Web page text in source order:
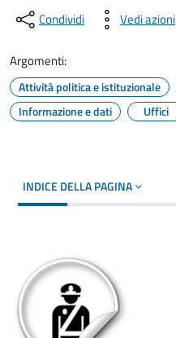
Condividi Vedi azioni
Argomenti:
Attività politica e istituzionale
Informazione e dati
Uffici
INDICE DELLA PAGINA